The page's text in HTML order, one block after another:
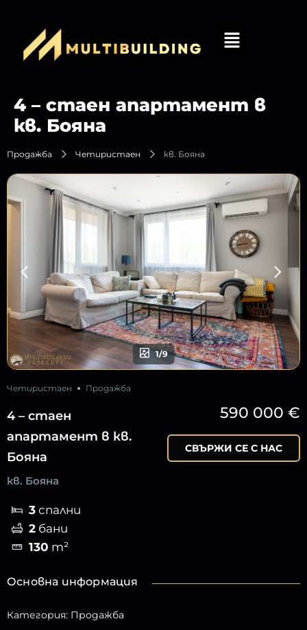
4 – стаен апартамент в
кв. Бояна
Продажба Четиристаен кв. Бояна
1/9
Четиристаен Продажба
4 – стаен
апартамент в кв.
Бояна
кв. Бояна
3 спални
2 бани
130 m²
590 000 €
СВЪРЖИ СЕ С НАС
Основна информация
Категория: Продажба